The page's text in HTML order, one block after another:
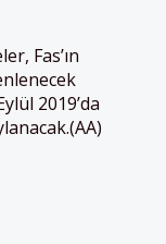
Fas’ın
2019’da